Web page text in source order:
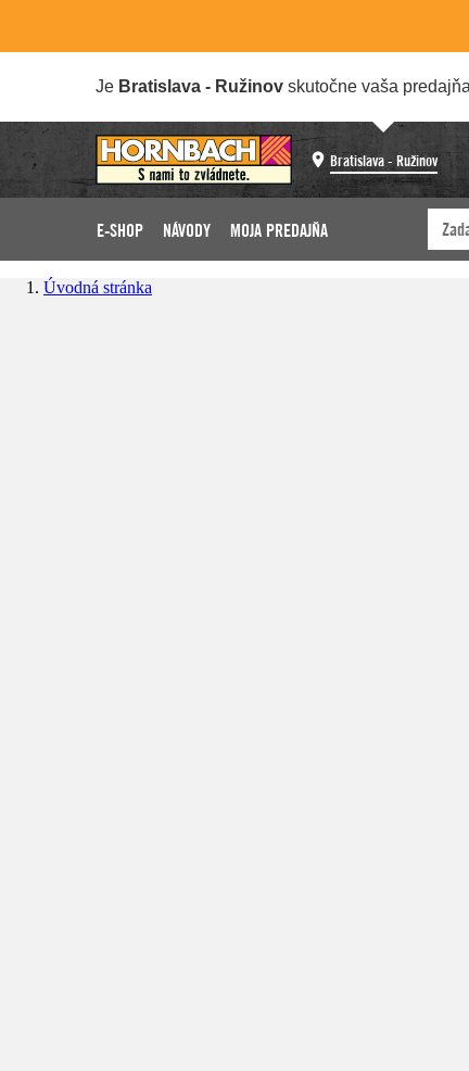
Je Bratislava - Ružinov skutočne vaša
Bratislava - Ružinov
E-SHOP NÁVODY MOJA PREDAJŇA
Úvodná stránka